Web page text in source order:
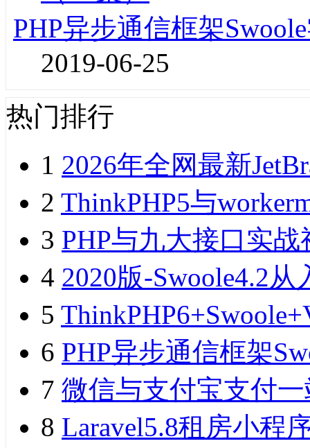
PHP异步通信框架
2019-06-25
热门排行
1 2026年全网最新
2 ThinkPHP5与
3 PHP与九大接口实
4 2020版-Swoole4.2
5
6 PHP异步通信框架
7 微信与支付宝支付
8 Laravel5.8租房小程